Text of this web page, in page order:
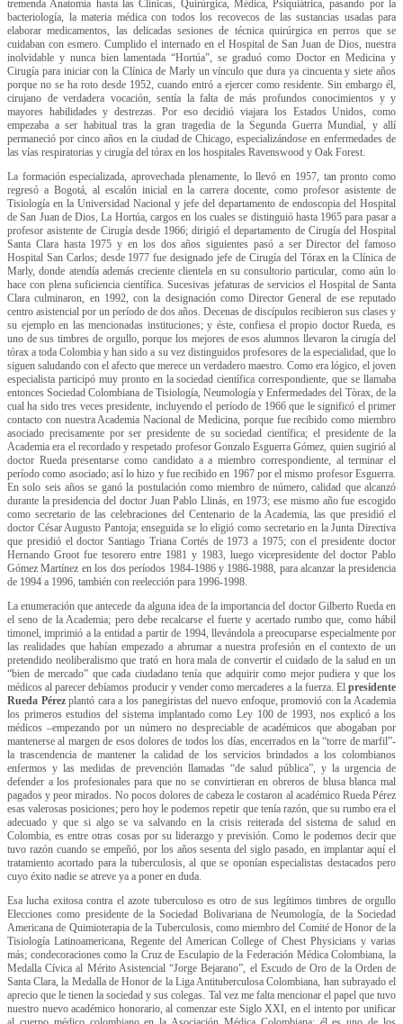
tremenda Anatomía hasta las Clínicas, Quirúrgica, Médica, Psiquiátrica, pasando por la
bacteriología, la materia médica con todos los recovecos de las sustancias usadas para
elaborar medicamentos, las delicadas sesiones de técnica quirúrgica en perros que se
cuidaban con esmero. Cumplido el internado en el Hospital de San Juan de Dios, nuestra
inolvidable y nunca bien lamentada “Hortúa”, se graduó como Doctor en Medicina y
Cirugía para iniciar con la Clínica de Marly un vínculo que dura ya cincuenta y siete años
porque no se ha roto desde 1952, cuando entró a ejercer como residente. Sin embargo él,
cirujano de verdadera vocación, sentía la falta de más profundos conocimientos y y
mayores habilidades y destrezas. Por eso decidió viajara los Estados Unidos, como
empezaba a ser habitual tras la gran tragedia de la Segunda Guerra Mundial, y allí
permaneció por cinco años en la ciudad de Chicago, especializándose en enfermedades de
las vías respiratorias y cirugía del tórax en los hospitales Ravenswood y Oak Forest.
La formación especializada, aprovechada plenamente, lo llevó en 1957, tan pronto como
regresó a Bogotá, al escalón inicial en la carrera docente, como profesor asistente de
Tisiología en la Universidad Nacional y jefe del departamento de endoscopia del Hospital
de San Juan de Dios, La Hortúa, cargos en los cuales se distinguió hasta 1965 para pasar a
profesor asistente de Cirugía desde 1966; dirigió el departamento de Cirugía del Hospital
Santa Clara hasta 1975 y en los dos años siguientes pasó a ser Director del famoso
Hospital San Carlos; desde 1977 fue designado jefe de Cirugía del Tórax en la Clínica de
Marly, donde atendía además creciente clientela en su consultorio particular, como aún lo
hace con plena suficiencia científica. Sucesivas jefaturas de servicios el Hospital de Santa
Clara culminaron, en 1992, con la designación como Director General de ese reputado
centro asistencial por un período de dos años. Decenas de discípulos recibieron sus clases y
su ejemplo en las mencionadas instituciones; y éste, confiesa el propio doctor Rueda, es
uno de sus timbres de orgullo, porque los mejores de esos alumnos llevaron la cirugía del
tórax a toda Colombia y han sido a su vez distinguidos profesores de la especialidad, que lo
siguen saludando con el afecto que merece un verdadero maestro. Como era lógico, el joven
especialista participó muy pronto en la sociedad científica correspondiente, que se llamaba
entonces Sociedad Colombiana de Tisiología, Neumología y Enfermedades del Tòrax, de la
cual ha sido tres veces presidente, incluyendo el período de 1966 que le significó el primer
contacto con nuestra Academia Nacional de Medicina, porque fue recibido como miembro
asociado precisamente por ser presidente de su sociedad científica; el presidente de la
Academia era el recordado y respetado profesor Gonzalo Esguerra Gómez, quien sugirió al
doctor Rueda presentarse como candidato a a miembro correspondiente, al terminar el
período como asociado; así lo hizo y fue recibido en 1967 por el mismo profesor Esguerra.
En solo seis años se ganó la postulación como miembro de número, calidad que alcanzó
durante la presidencia del doctor Juan Pablo Llinás, en 1973; ese mismo año fue escogido
como secretario de las celebraciones del Centenario de la Academia, las que presidió el
doctor César Augusto Pantoja; enseguida se lo eligió como secretario en la Junta Directiva
que presidió el doctor Santiago Triana Cortés de 1973 a 1975; con el presidente doctor
Hernando Groot fue tesorero entre 1981 y 1983, luego vicepresidente del doctor Pablo
Gómez Martínez en los dos períodos 1984-1986 y 1986-1988, para alcanzar la presidencia
de 1994 a 1996, también con reelección para 1996-1998.
La enumeración que antecede da alguna idea de la importancia del doctor Gilberto Rueda en
el seno de la Academia; pero debe recalcarse el fuerte y acertado rumbo que, como hábil
timonel, imprimió a la entidad a partir de 1994, llevándola a preocuparse especialmente por
las realidades que habían empezado a abrumar a nuestra profesión en el contexto de un
pretendido neoliberalismo que trató en hora mala de convertir el cuidado de la salud en un
“bien de mercado” que cada ciudadano tenía que adquirir como mejor pudiera y que los
médicos al parecer debíamos producir y vender como mercaderes a la fuerza. El presidente
Rueda Pérezplantó cara a los panegiristas del nuevo enfoque, promovió con la Academia
los primeros estudios del sistema implantado como Ley 100 de 1993, nos explicó a los
médicos –empezando por un número no despreciable de académicos que abogaban por
mantenerse al margen de esos dolores de todos los días, encerrados en la “torre de marfil”-
la trascendencia de mantener la calidad de los servicios brindados a los colombianos
enfermos y las medidas de prevención llamadas “de salud pública”, y la urgencia de
defender a los profesionales para que no se convirtieran en obreros de blusa blanca mal
pagados y peor mirados. No pocos dolores de cabeza le costaron al académico Rueda Pérez
esas valerosas posiciones; pero hoy le podemos repetir que tenía razón, que su rumbo era el
adecuado y que si algo se va salvando en la crisis reiterada del sistema de salud en
Colombia, es entre otras cosas por su liderazgo y previsión. Como le podemos decir que
tuvo razón cuando se empeñó, por los años sesenta del siglo pasado, en implantar aquí el
tratamiento acortado para la tuberculosis, al que se oponían especialistas destacados pero
cuyo éxito nadie se atreve ya a poner en duda.
Esa lucha exitosa contra el azote tuberculoso es otro de sus legítimos timbres de orgullo
Elecciones como presidente de la Sociedad Bolivariana de Neumología, de la Sociedad
Americana de Quimioterapia de la Tuberculosis, como miembro del Comité de Honor de la
Tisiología Latinoamericana, Regente del American College of Chest Physicians y varias
más; condecoraciones como la Cruz de Esculapio de la Federación Médica Colombiana, la
Medalla Cívica al Mérito Asistencial “Jorge Bejarano”, el Escudo de Oro de la Orden de
Santa Clara, la Medalla de Honor de la Liga Antituberculosa Colombiana, han subrayado el
aprecio que le tienen la sociedad y sus colegas. Tal vez me falta mencionar el papel que tuvo
nuestro nuevo académico honorario, al comenzar este Siglo XXI, en el intento por unificar